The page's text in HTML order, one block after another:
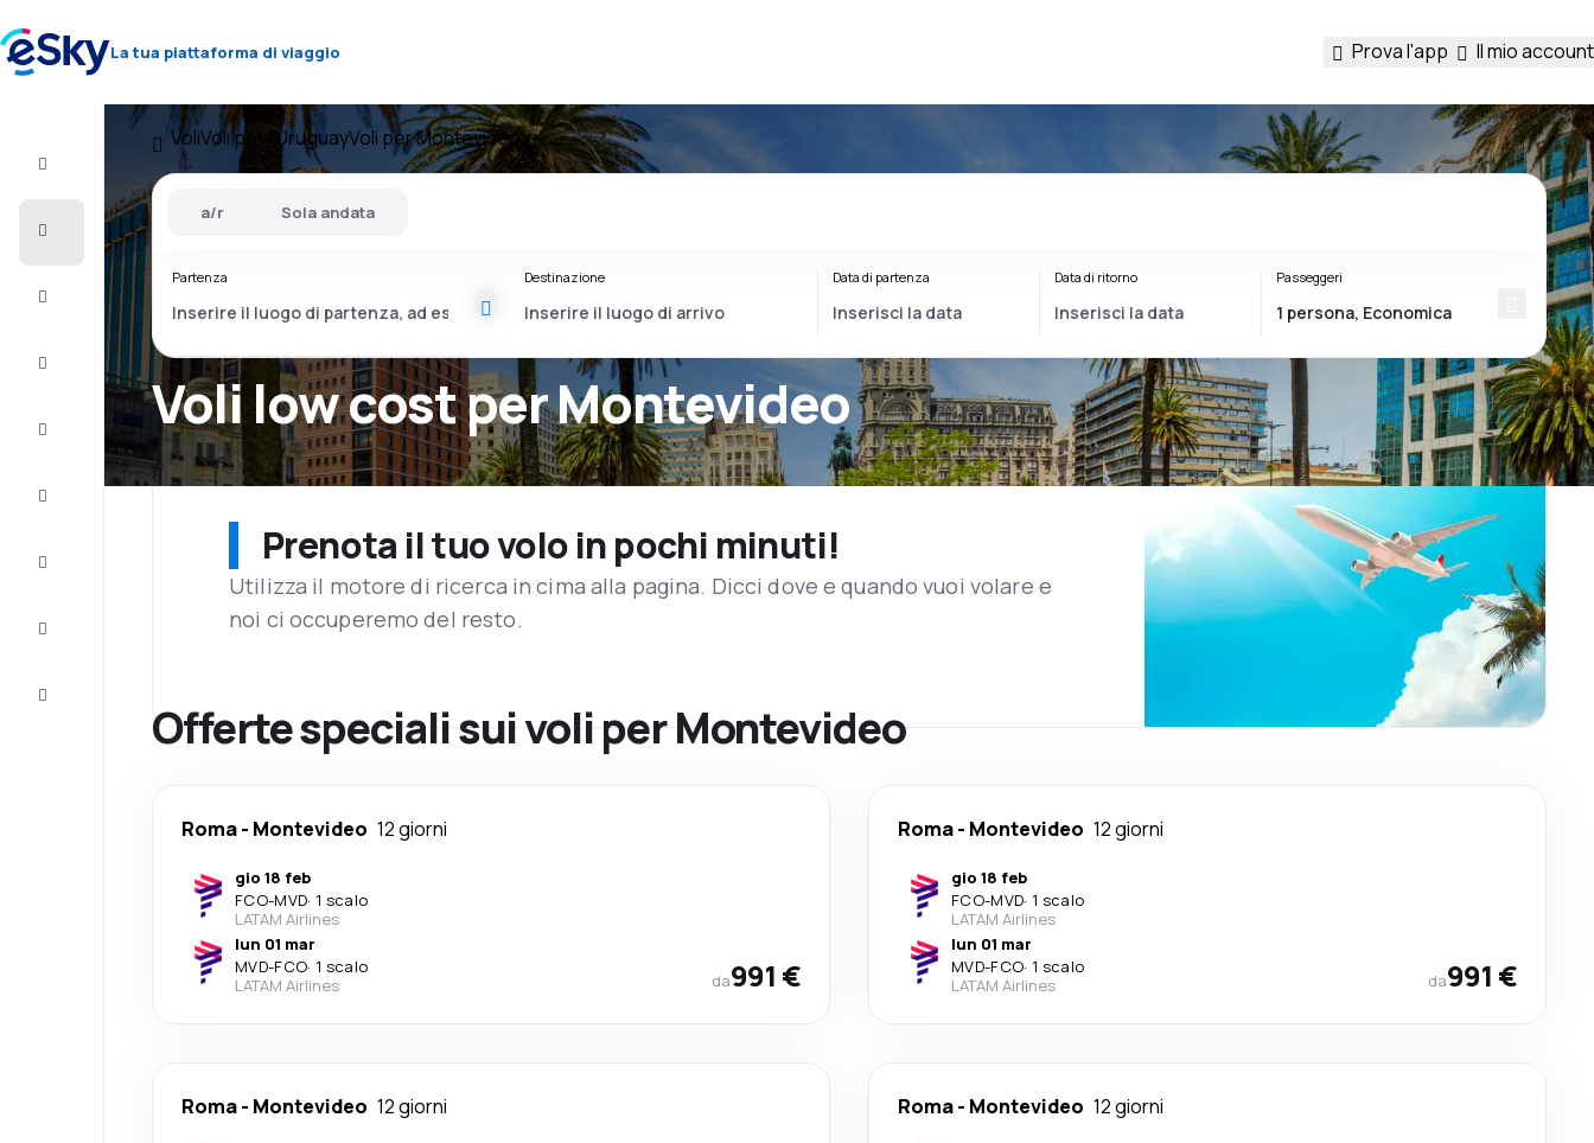
La tua piattaforma di viaggio Prova l'app Il mio account
Vacanze
Pernottamenti
VoliVoli per l'UruguayVoli per Montevideo
Voli low cost per Montevideo
a/r Sola andata
Partenza Destinazione Data di partenza Data di ritorno Passeggeri
Prenota il tuo volo in pochi minuti!
Utilizza il motore di ricerca in cima alla pagina. Dicci dove e quando vuoi volare e
noi ci occuperemo del resto.
Offerte speciali sui voli per Montevideo
Roma- Montevideo 12 giorni
gio 18 feb
FCO-MVD· 1 scalo
LATAM Airlines
lun 01 mar
MVD-FCO· 1 scalo
LATAM Airlines
da991 €
Roma- Montevideo 12 giorni
gio 18 feb
FCO-MVD· 1 scalo
LATAM Airlines
lun 01 mar
MVD-FCO· 1 scalo
LATAM Airlines
da991 €
Roma- Montevideo 12 giorni Roma- Montevideo 12 giorni